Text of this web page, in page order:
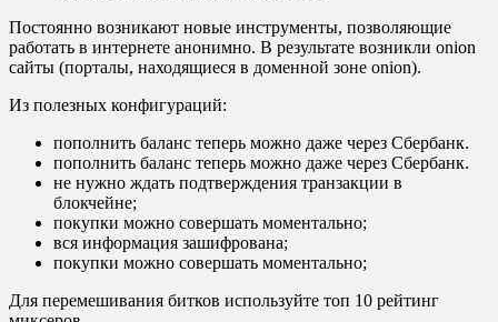
Постоянно возникают новые инструменты, позволяющие
работать в интернете анонимно. В результате возникли onion
сайты (порталы, находящиеся в доменной зоне onion).
Из полезных конфигураций:
пополнить баланс теперь можно даже через Сбербанк.
пополнить баланс теперь можно даже через Сбербанк.
не нужно ждать подтверждения транзакции в
блокчейне;
покупки можно совершать моментально;
вся информация зашифрована;
покупки можно совершать моментально;
Для перемешивания битков используйте топ 10 рейтинг